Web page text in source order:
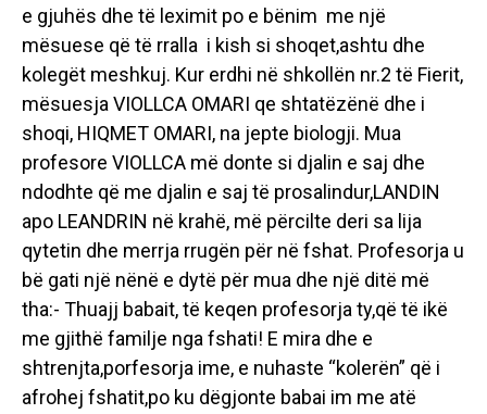
e gjuhës dhe të leximit po e bënim me një
mësuese që të rralla i kish si shoqet,ashtu dhe
kolegët meshkuj. Kur erdhi në shkollën nr.2 të Fierit,
mësuesja VIOLLCA OMARI qe shtatëzënë dhe i
shoqi, HIQMET OMARI, na jepte biologji. Mua
profesore VIOLLCA më donte si djalin e saj dhe
ndodhte që me djalin e saj të prosalindur,LANDIN
apo LEANDRIN në krahë, më përcilte deri sa lija
qytetin dhe merrja rrugën për në fshat. Profesorja u
bë gati një nënë e dytë për mua dhe një ditë më
tha:- Thuajj babait, të keqen profesorja ty,që të ikë
me gjithë familje nga fshati! E mira dhe e
shtrenjta,porfesorja ime, e nuhaste “kolerën” që i
afrohej fshatit,po ku dëgjonte babai im me atë